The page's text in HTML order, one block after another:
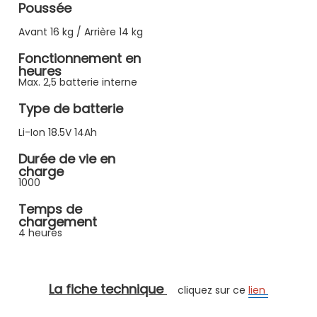
Poussée
Avant 16 kg / Arrière 14 kg
Fonctionnement en
heures
Max. 2,5 batterie interne
Type de batterie
Li-Ion 18.5V 14Ah
Durée de vie en
charge
1000
Temps de
chargement
4 heures
La fiche technique cliquez sur ce lien